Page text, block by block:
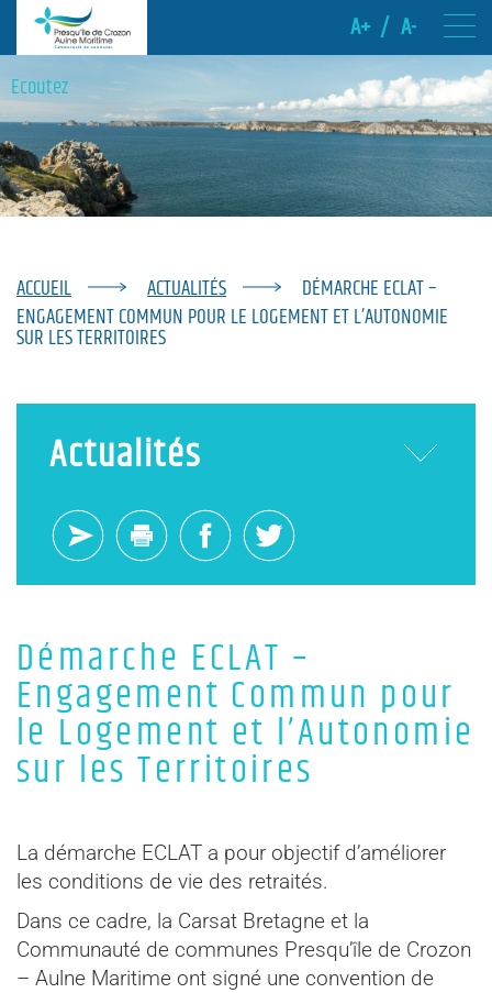
A+ / A-
Ecoutez
ACCUEIL ACTUALITÉS
DÉMARCHE ECLAT –
ENGAGEMENT COMMUN POUR LE LOGEMENT ET L’AUTONOMIE
SUR LES TERRITOIRES
Actualités
Démarche ECLAT –
Engagement Commun pour
le Logement et l’Autonomie
sur les Territoires
La démarche ECLAT a pour objectif d’améliorer
les conditions de vie des retraités.
Dans ce cadre, la Carsat Bretagne et la
Communauté de communes Presqu’île de Crozon
– Aulne Maritime ont signé une convention de